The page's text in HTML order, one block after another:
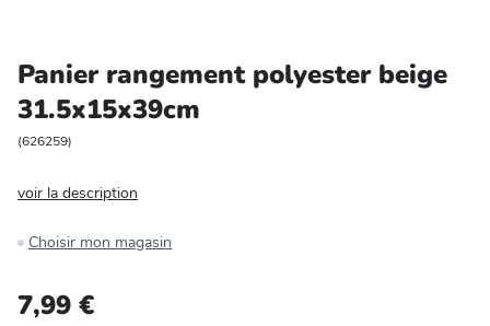
Bricolage et auto
Jardin et plein air
Panier rangement polyester beige
31.5x15x39cm
(626259)
voir la description
Choisir mon magasin
7,99 €